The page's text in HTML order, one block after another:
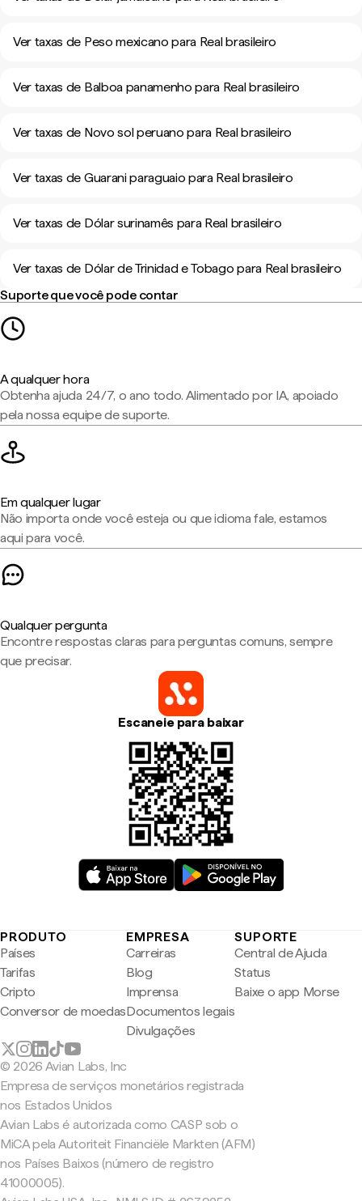
Ver taxas de Peso mexicano para Real brasileiro
Ver taxas de Balboa panamenho para Real brasileiro
Ver taxas de Novo sol peruano para Real brasileiro
Ver taxas de Guarani paraguaio para Real brasileiro
Ver taxas de Dólar surinamês para Real brasileiro
Ver taxas de Dólar de Trinidad e Tobago para Real brasileiro
Suporte que você pode contar
A qualquer hora
Obtenha ajuda 24/7, o ano todo. Alimentado por IA, apoiado
pela nossa equipe de suporte.
Em qualquer lugar
Não importa onde você esteja ou que idioma fale, estamos
aqui para você.
Qualquer pergunta
Encontre respostas claras para perguntas comuns, sempre
que precisar.
Escaneie para baixar
PRODUTO
Países
Tarifas
Cripto
Conversor de moedas
EMPRESA
Carreiras
Blog
Imprensa
Documentos legais
Divulgações
SUPORTE
Central de Ajuda
Status
Baixe o app Morse
© 2026 Avian Labs, Inc
Empresa de serviços monetários registrada
nos Estados Unidos
Avian Labs é autorizada como CASP sob o
MiCA pela Autoriteit Financiële Markten (AFM)
nos Países Baixos (número de registro
41000005).